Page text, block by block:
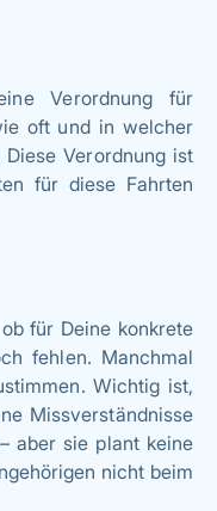
Verordnung für
oft und in welcher
Verordnung ist
für diese Fahrten
für Deine konkrete
fehlen. Manchmal
Wichtig ist,
Missverständnisse
aber sie plant keine
nicht beim